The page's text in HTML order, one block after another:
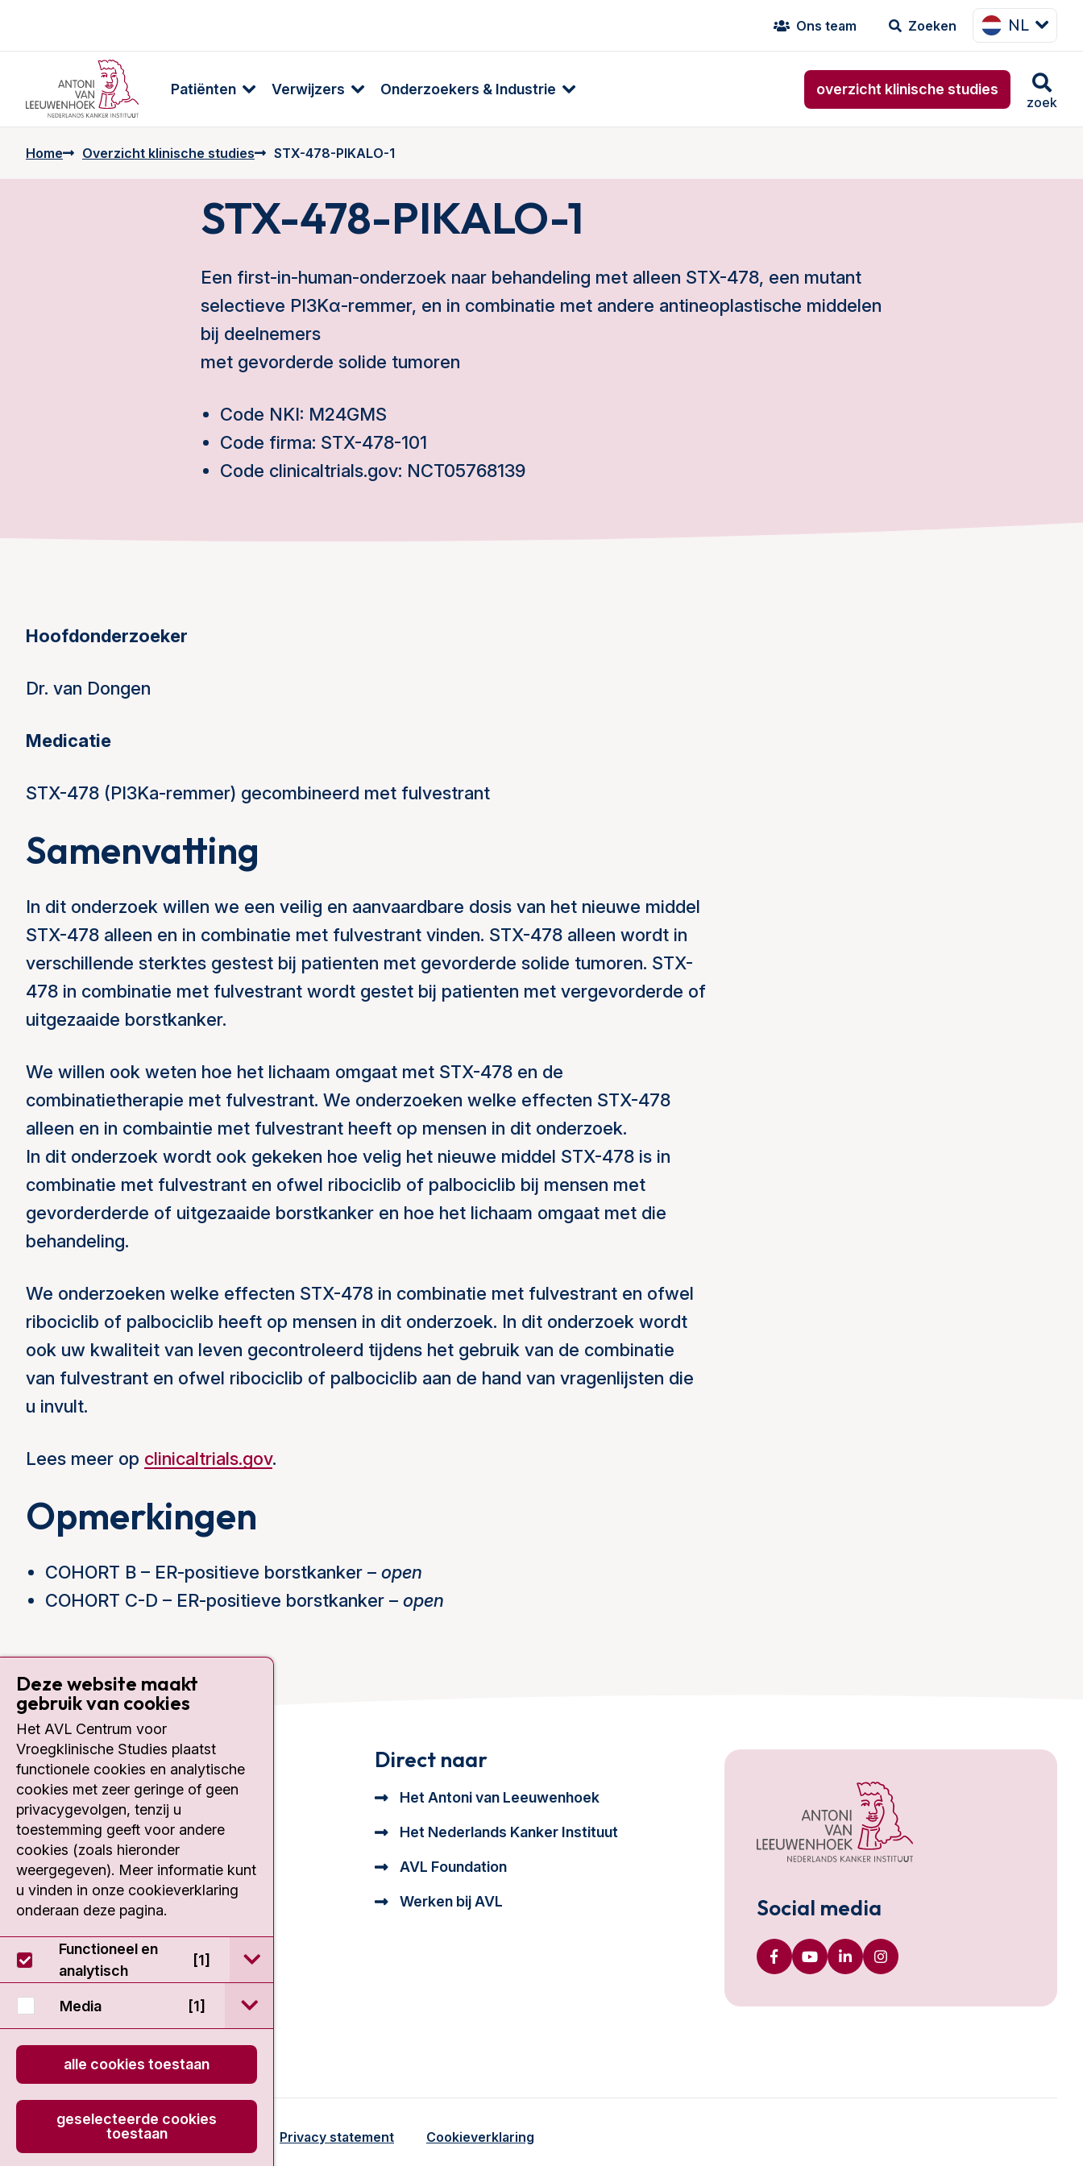
Ons team Zoeken NL
Patiënten Verwijzers Onderzoekers & Industrie overzicht klinische studies
zoek
Home Overzicht klinische studies STX-478-PIKALO-1
STX-478-PIKALO-1
Een first-in-human-onderzoek naar behandeling met alleen STX-478, een mutant
selectieve PI3Kα-remmer, en in combinatie met andere antineoplastische middelen
bij deelnemers
met gevorderde solide tumoren
Code NKI: M24GMS
Code firma: STX-478-101
Code clinicaltrials.gov: NCT05768139
Hoofdonderzoeker
Dr. van Dongen
Medicatie
STX-478 (PI3Ka-remmer) gecombineerd met fulvestrant
Samenvatting
In dit onderzoek willen we een veilig en aanvaardbare dosis van het nieuwe middel
STX-478 alleen en in combinatie met fulvestrant vinden. STX-478 alleen wordt in
verschillende sterktes gestest bij patienten met gevorderde solide tumoren. STX-
478 in combinatie met fulvestrant wordt gestet bij patienten met vergevorderde of
uitgezaaide borstkanker.
We willen ook weten hoe het lichaam omgaat met STX-478 en de
combinatietherapie met fulvestrant. We onderzoeken welke effecten STX-478
alleen en in combaintie met fulvestrant heeft op mensen in dit onderzoek.
In dit onderzoek wordt ook gekeken hoe velig het nieuwe middel STX-478 is in
combinatie met fulvestrant en ofwel ribociclib of palbociclib bij mensen met
gevorderderde of uitgezaaide borstkanker en hoe het lichaam omgaat met die
behandeling.
We onderzoeken welke effecten STX-478 in combinatie met fulvestrant en ofwel
ribociclib of palbociclib heeft op mensen in dit onderzoek. In dit onderzoek wordt
ook uw kwaliteit van leven gecontroleerd tijdens het gebruik van de combinatie
van fulvestrant en ofwel ribociclib of palbociclib aan de hand van vragenlijsten die
u invult.
Lees meer op clinicaltrials.gov.
Opmerkingen
COHORT B – ER-positieve borstkanker – open
COHORT C-D – ER-positieve borstkanker – open
Contact
Plesmanlaan 121
1066 CX Amsterdam
020 512 9111
fase1@nki.nl
Direct naar
Het Antoni van Leeuwenhoek
Het Nederlands Kanker Instituut
AVL Foundation
Werken bij AVL Social media
© 2026 - EDDC-NKI Privacy statement Cookieverklaring
Deze website maakt
gebruik van cookies
Het AVL Centrum voor
Vroegklinische Studies plaatst
functionele cookies en analytische
cookies met zeer geringe of geen
privacygevolgen, tenzij u
toestemming geeft voor andere
cookies (zoals hieronder
weergegeven). Meer informatie kunt
u vinden in onze cookieverklaring
onderaan deze pagina.
Functioneel en
analytisch
[1] open / sluit Functioneel en analytisch cookie beschrijving
Media [1] open / sluit Media cookie beschrijving
alle cookies toestaan
geselecteerde cookies
toestaan